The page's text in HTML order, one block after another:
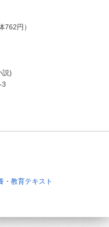
762円）
説)
3
・教育テキスト